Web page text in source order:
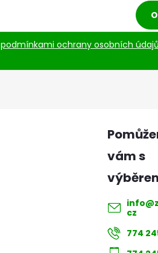
podmínkami ochrany osobních údajů
info@
cz
774